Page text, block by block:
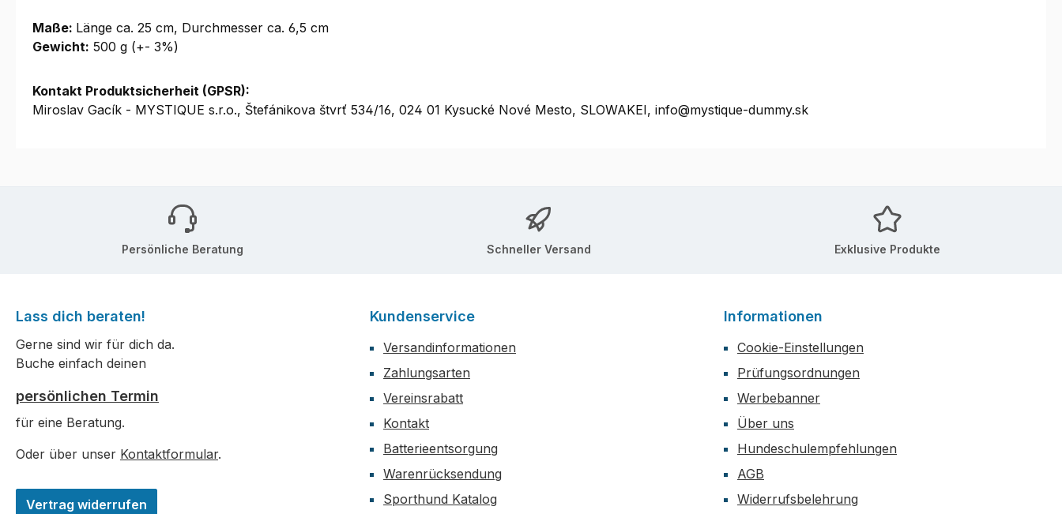
Maße: Länge ca. 25 cm, Durchmesser ca. 6,5 cm
Gewicht: 500 g (+- 3%)
Kontakt Produktsicherheit (GPSR):
Miroslav Gacík - MYSTIQUE s.r.o., Štefánikova štvrť 534/16, 024 01 Kysucké Nové Mesto, SLOWAKEI, info@mystique-dummy.sk
Persönliche Beratung Schneller Versand Exklusive Produkte
Lass dich beraten!
Gerne sind wir für dich da.
Buche einfach deinen
persönlichen Termin
für eine Beratung.
Oder über unser Kontaktformular.
Vertrag widerrufen
Kundenservice
Versandinformationen
Zahlungsarten
Vereinsrabatt
Kontakt
Batterieentsorgung
Warenrücksendung
Sporthund Katalog
Informationen
Cookie-Einstellungen
Prüfungsordnungen
Werbebanner
Über uns
Hundeschulempfehlungen
AGB
Widerrufsbelehrung